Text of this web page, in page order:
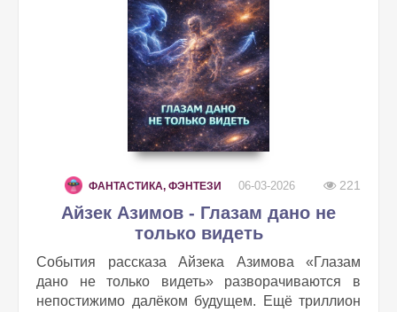
ФАНТАСТИКА, ФЭНТЕЗИ 06-03-2026 221
Айзек Азимов - Глазам дано не
только видеть
События рассказа Айзека Азимова «Глазам
дано не только видеть» разворачиваются в
непостижимо далёком будущем. Ещё триллион